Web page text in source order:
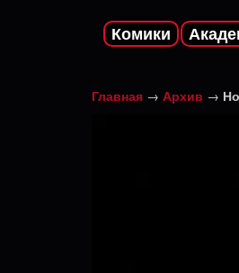
Комики
Главная → Архив →